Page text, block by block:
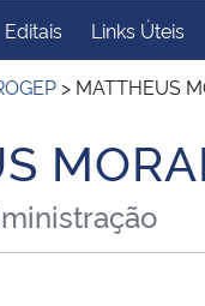
Ministério do Turismo
Gabinete de Segurança
Institucional
Sítio
Editais Links Úteis
> MATTHEUS